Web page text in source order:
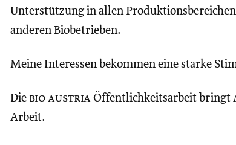
Unterstützung in allen
anderen Biobetrieben.
Meine Interessen bekommen eine starke
Die bio austria Öffentlichkeitsarbeit bringt
Arbeit.